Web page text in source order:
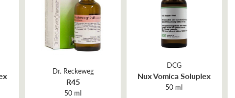
Dr. Reckeweg
R45
50 ml
DCG
Nux Vomica Soluplex
50 ml